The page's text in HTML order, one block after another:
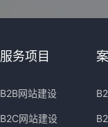
服务项目
B2B网站建设
B2C网站建设